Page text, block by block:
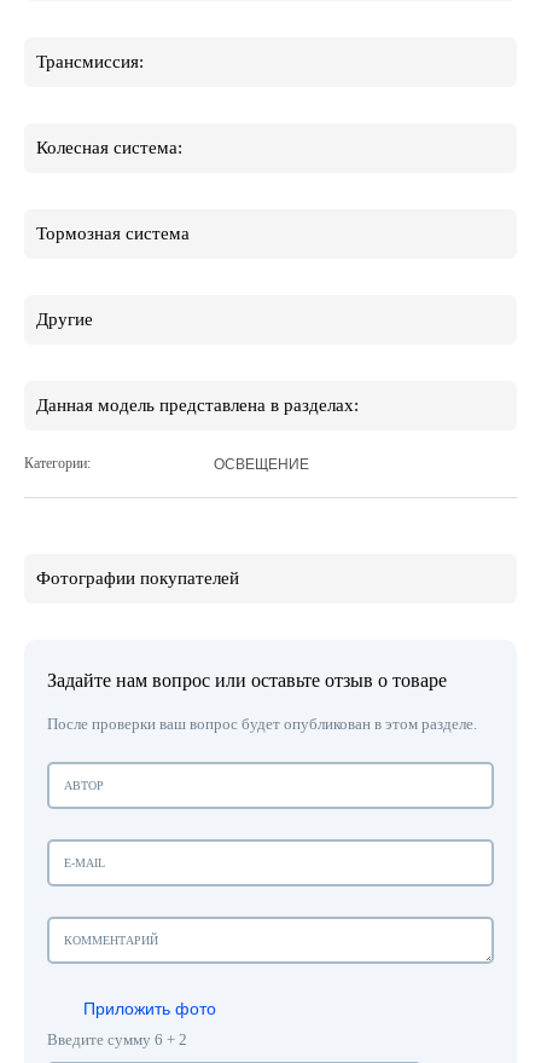
Трансмиссия:
Колесная система:
Тормозная система
Другие
Данная модель представлена в разделах:
Категории: ОСВЕЩЕНИЕ
Фотографии покупателей
Задайте нам вопрос или оставьте отзыв о товаре
После проверки ваш вопрос будет опубликован в этом разделе.
Приложить фото
Введите сумму 6 + 2